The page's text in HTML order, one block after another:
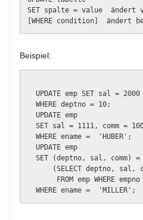
SET spalte = value  ändert
[WHERE condition]  ändert
Beispiel:
  UPDATE emp SET sal = 2000
  WHERE deptno = 10;
UPDATE emp
SET sal = 1111, comm =
  WHERE ename =  'HUBER';
  UPDATE emp
  SET (deptno, sal, comm) =
(SELECT deptno, sal,
FROM emp WHERE empno
  WHERE ename =  'MILLER';